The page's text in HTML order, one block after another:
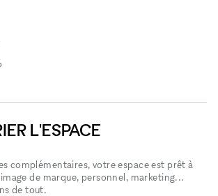
L'ESPACE
complémentaires, votre espace est prêt à
de marque, personnel, marketing...
de tout.